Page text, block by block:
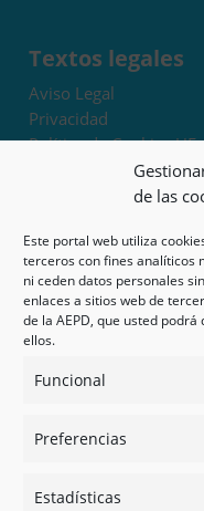
de las
Este portal web utiliza
terceros con fines analíticos
ni ceden datos personales
enlaces a sitios web de
de la AEPD, que usted
ellos.
Funcional
Preferencias
Estadísticas
Textos legales
Aviso Legal
Privacidad
Política de Cookies UE
Términos y
Exoneración de
Mapa del sitio
Mi cuenta
Tienda
Psicología en Murcia
Guías
Redes sociales
Instagram